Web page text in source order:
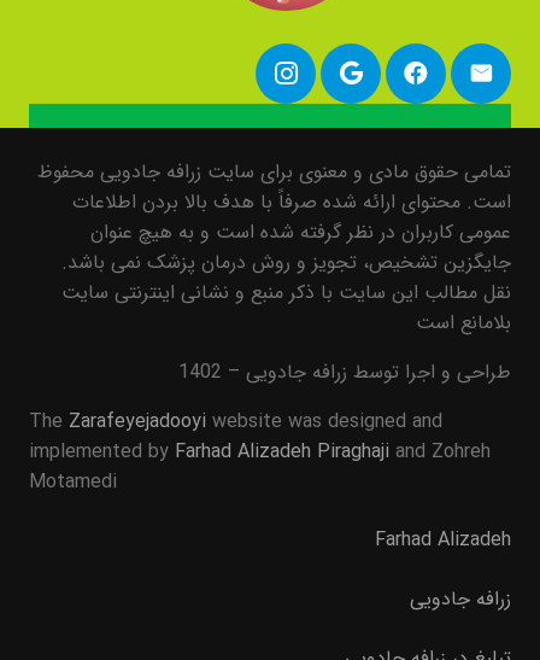
تمامی حقوق مادی و معنوی برای سایت زرافه جادویی محفوظ
است. محتوای ارائه شده صرفاً با هدف بالا بردن اطلاعات
عمومی کاربران در نظر گرفته شده است و به هیچ عنوان
جایگزین تشخیص، تجویز و روش درمان پزشک نمی باشد.
نقل مطالب این سایت با ذکر منبع و نشانی اینترنتی سایت
بلامانع است
طراحی و اجرا توسط زرافه جادویی – 1402
The Zarafeyejadooyi website was designed and
implemented by Farhad Alizadeh Piraghaji and Zohreh
Motamedi
Farhad Alizadeh
زرافه جادویی